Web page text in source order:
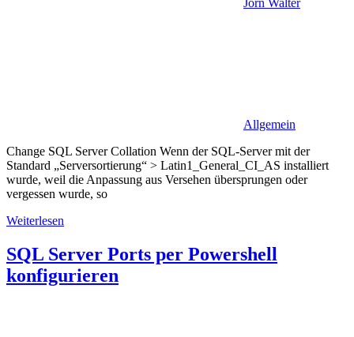
Jörn Walter
Allgemein
Change SQL Server Collation Wenn der SQL-Server mit der
Standard „Serversortierung“ > Latin1_General_CI_AS installiert
wurde, weil die Anpassung aus Versehen übersprungen oder
vergessen wurde, so
Weiterlesen
SQL Server Ports per Powershell
konfigurieren